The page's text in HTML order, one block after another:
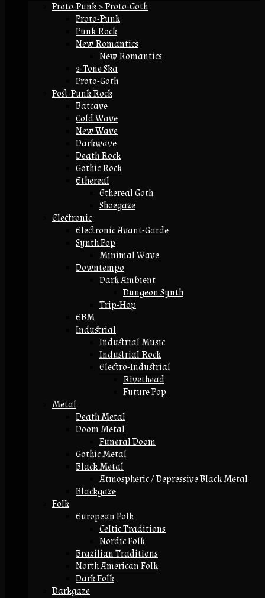
Proto-Punk > Proto-Goth
Proto-Punk
Punk Rock
New Romantics
New Romantics
2-Tone Ska
Proto-Goth
Post-Punk Rock
Batcave
Cold Wave
New Wave
Darkwave
Death Rock
Gothic Rock
Ethereal
Ethereal Goth
Shoegaze
Electronic
Electronic Avant-Garde
Synth Pop
Minimal Wave
Downtempo
Dark Ambient
Dungeon Synth
Trip-Hop
EBM
Industrial
Industrial Music
Industrial Rock
Electro-Industrial
Rivethead
Future Pop
Metal
Death Metal
Doom Metal
Funeral Doom
Gothic Metal
Black Metal
Atmospheric / Depressive Black Metal
Blackgaze
Folk
European Folk
Celtic Traditions
Nordic Folk
Brazilian Traditions
North American Folk
Dark Folk
Darkgaze